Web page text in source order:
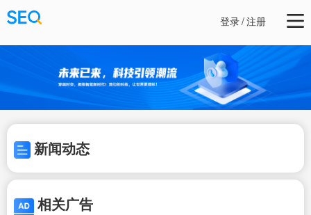
登录/注册
新闻动态
相关广告